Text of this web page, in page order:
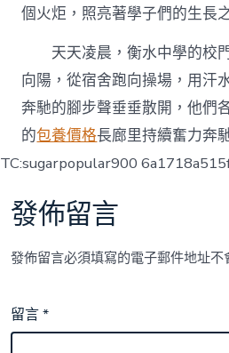
個火炬，照亮著學子們的生長
天天凌晨，衡水中學的校
向陽，從宿舍跑向操場，用汗
奔馳的腳步聲垂垂散開，他們
的包養價格長廊里持續奮力奔
TC:sugarpopular900
發佈留言
發佈留言必須填寫的電子郵件地址不
留言*